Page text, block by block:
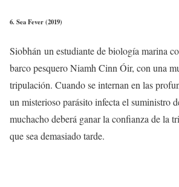
6. Sea Fever (2019)
Siobhán un estudiante de biología marina
barco pesquero Niamh Cinn Óir, con una
tripulación. Cuando se internan en las
un misterioso parásito infecta el suministro
muchacho deberá ganar la confianza de la
que sea demasiado tarde.